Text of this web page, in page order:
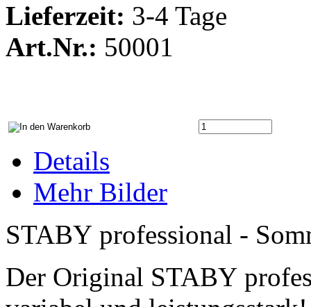
Lieferzeit: 3-4 Tage
Art.Nr.: 50001
Details
Mehr Bilder
STABY professional -
Der Original STABY